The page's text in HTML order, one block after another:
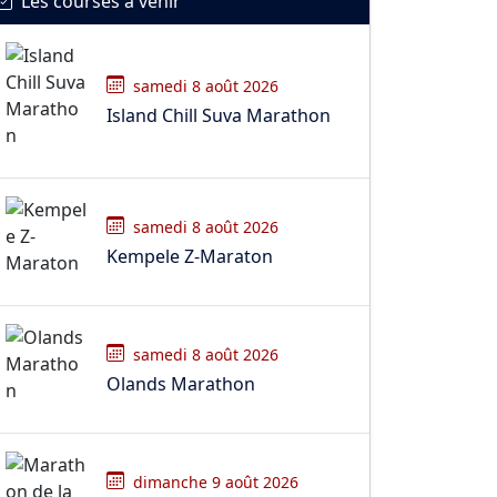
samedi 8 août 2026
Island Chill Suva Marathon
samedi 8 août 2026
Kempele Z-Maraton
samedi 8 août 2026
Olands Marathon
dimanche 9 août 2026